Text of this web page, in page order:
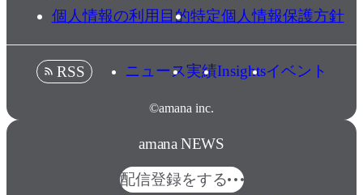
個人情報の利用目的特定個人情報保護方針
©amana inc.
RSS ニュース実績Insightsイベント
amana NEWS
配信登録をする